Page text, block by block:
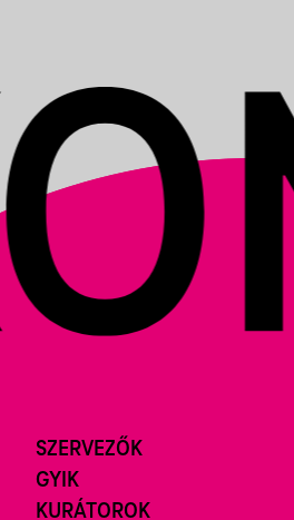
SZERVEZŐK
GYIK
KURÁTOROK